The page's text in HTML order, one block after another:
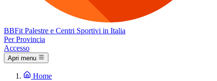
BBFit Palestre e Centri Sportivi in Italia
Per Provincia
Accesso
Apri menu
Home